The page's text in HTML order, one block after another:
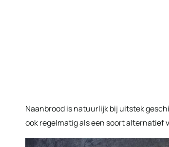
Naanbrood is natuurlijk bij uitstek
ook regelmatig als een soort alternatief